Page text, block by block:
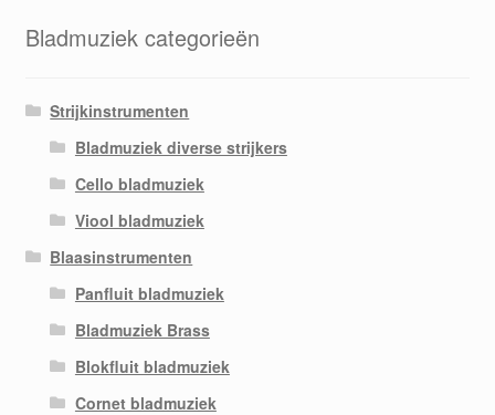
Bladmuziek categorieën
Strijkinstrumenten
Bladmuziek diverse strijkers
Cello bladmuziek
Viool bladmuziek
Blaasinstrumenten
Panfluit bladmuziek
Bladmuziek Brass
Blokfluit bladmuziek
Cornet bladmuziek